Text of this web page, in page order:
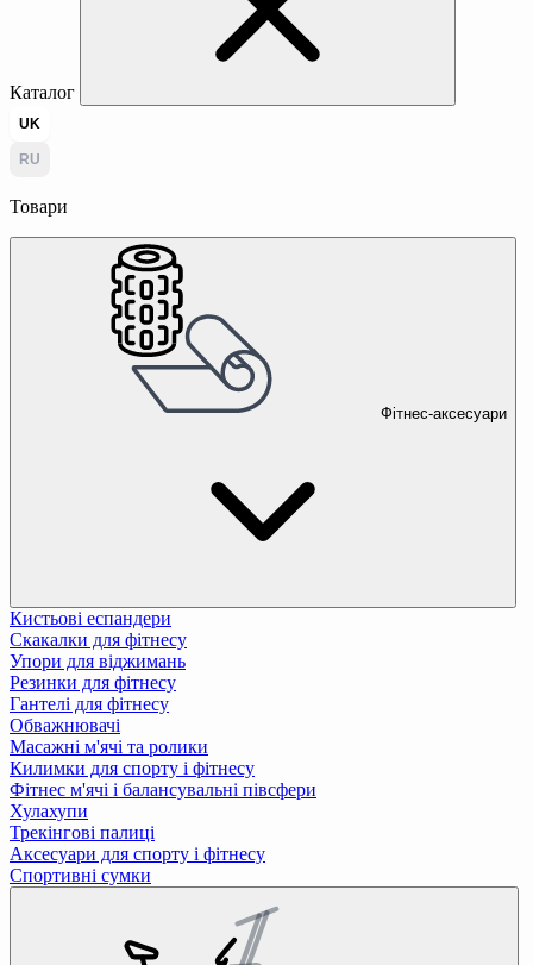
Каталог
UK
RU
Товари
Фітнес-аксесуари
Кистьові еспандери
Скакалки для фітнесу
Упори для віджимань
Резинки для фітнесу
Гантелі для фітнесу
Обважнювачі
Масажні м'ячі та ролики
Килимки для спорту і фітнесу
Фітнес м'ячі і балансувальні півсфери
Хулахупи
Трекінгові палиці
Аксесуари для спорту і фітнесу
Спортивні сумки